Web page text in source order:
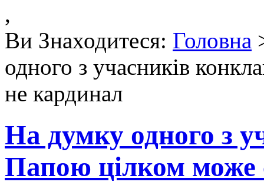
,
Ви Знаходитеся: Головна
одного з учасників
не кардинал
На думку одного з
Папою цілком може